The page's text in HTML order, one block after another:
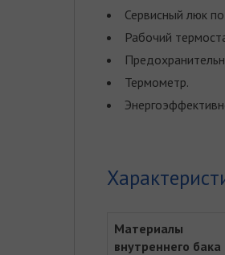
Сервисный люк
Рабочий
Термометр.
Материалы
внутреннего бака